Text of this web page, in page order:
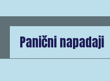
Panični napadaji